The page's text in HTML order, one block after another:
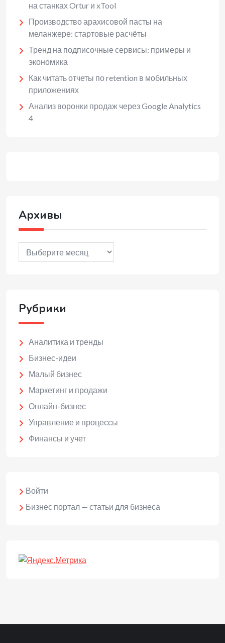
на станках Ortur и xTool
Производство арахисовой пасты на
меланжере: стартовые расчёты
Тренд на подписочные сервисы: примеры и
экономика
Как читать отчеты по retention в мобильных
приложениях
Анализ воронки продаж через Google Analytics
4
Архивы
Архивы
Рубрики
Аналитика и тренды
Бизнес-идеи
Малый бизнес
Маркетинг и продажи
Онлайн-бизнес
Управление и процессы
Финансы и учет
Войти
Бизнес портал — статьи для бизнеса